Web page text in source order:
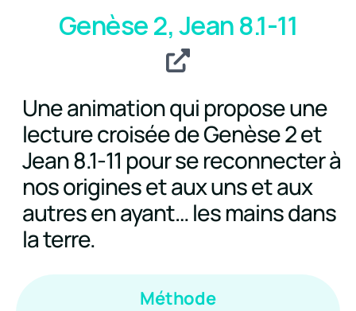
Genèse 2, Jean 8.1-11
Une animation qui propose une
lecture croisée de Genèse 2 et
Jean 8.1-11 pour se reconnecter à
nos origines et aux uns et aux
autres en ayant… les mains dans
la terre.
Méthode